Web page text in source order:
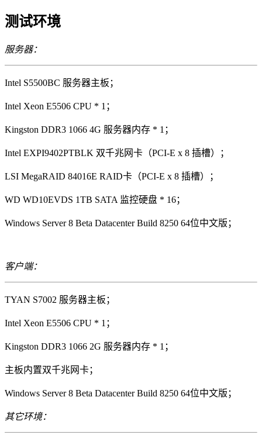
测试环境
服务器：
Intel S5500BC 服务器主板；
Intel Xeon E5506 CPU * 1；
Kingston DDR3 1066 4G 服务器内存 * 1；
Intel EXPI9402PTBLK 双千兆网卡（PCI-E x 8 插槽）；
LSI MegaRAID 84016E RAID卡（PCI-E x 8 插槽）；
WD WD10EVDS 1TB SATA 监控硬盘 * 16；
Windows Server 8 Beta Datacenter Build 8250 64位中文版；
客户端：
TYAN S7002 服务器主板；
Intel Xeon E5506 CPU * 1；
Kingston DDR3 1066 2G 服务器内存 * 1；
主板内置双千兆网卡；
Windows Server 8 Beta Datacenter Build 8250 64位中文版；
其它环境：